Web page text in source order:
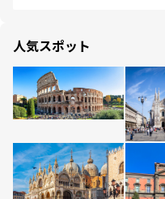
人気スポット